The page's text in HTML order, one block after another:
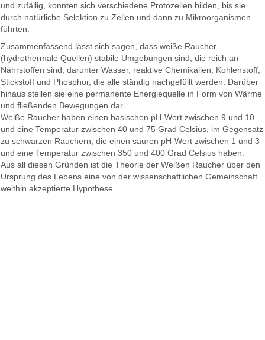
und zufällig, konnten sich verschiedene Protozellen bilden, bis sie
durch natürliche Selektion zu Zellen und dann zu Mikroorganismen
führten.
Zusammenfassend lässt sich sagen, dass weiße Raucher
(hydrothermale Quellen) stabile Umgebungen sind, die reich an
Nährstoffen sind, darunter Wasser, reaktive Chemikalien, Kohlenstoff,
Stickstoff und Phosphor, die alle ständig nachgefüllt werden. Darüber
hinaus stellen sie eine permanente Energiequelle in Form von Wärme
und fließenden Bewegungen dar.
Weiße Raucher haben einen basischen pH-Wert zwischen 9 und 10
und eine Temperatur zwischen 40 und 75 Grad Celsius, im Gegensatz
zu schwarzen Rauchern, die einen sauren pH-Wert zwischen 1 und 3
und eine Temperatur zwischen 350 und 400 Grad Celsius haben.
Aus all diesen Gründen ist die Theorie der Weißen Raucher über den
Ursprung des Lebens eine von der wissenschaftlichen Gemeinschaft
weithin akzeptierte Hypothese.